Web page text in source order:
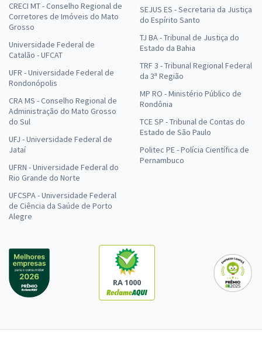
CRECI MT - Conselho Regional de
Corretores de Imóveis do Mato
Grosso
Universidade Federal de
Catalão - UFCAT
UFR - Universidade Federal de
Rondonópolis
CRA MS - Conselho Regional de
Administração do Mato Grosso
do Sul
UFJ - Universidade Federal de
Jataí
UFRN - Universidade Federal do
Rio Grande do Norte
UFCSPA - Universidade Federal
de Ciência da Saúde de Porto
Alegre
SEJUS ES - Secretaria da Justiça
do Espírito Santo
TJ BA - Tribunal de Justiça do
Estado da Bahia
TRF 3 - Tribunal Regional Federal
da 3ª Região
MP RO - Ministério Público de
Rondônia
TCE SP - Tribunal de Contas do
Estado de São Paulo
Politec PE - Polícia Científica de
Pernambuco
RA 1000